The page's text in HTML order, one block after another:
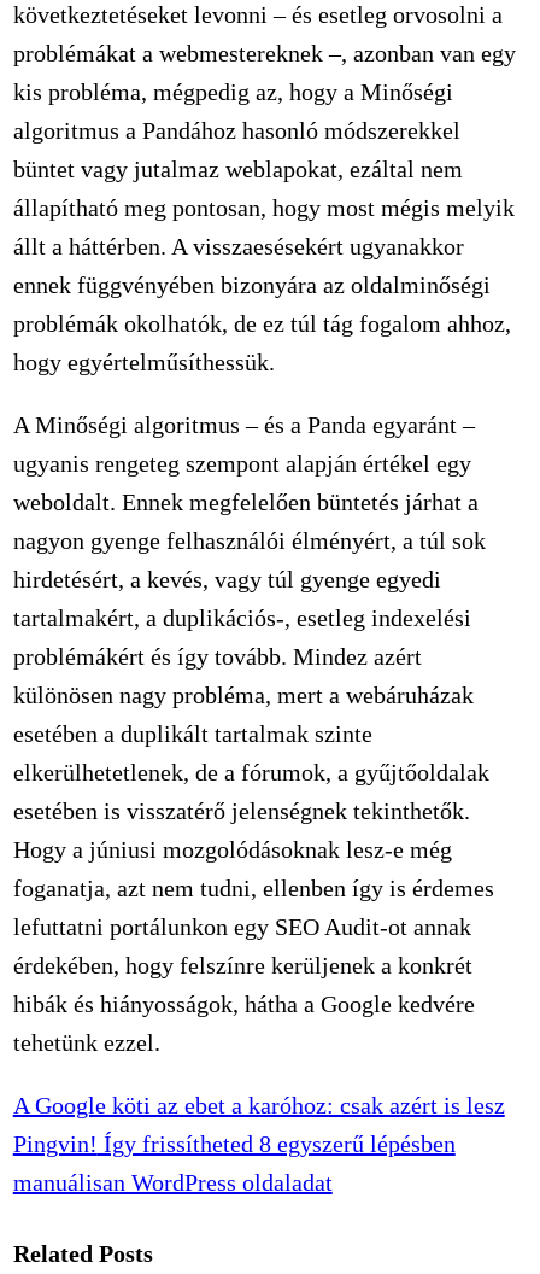
következtetéseket levonni – és esetleg orvosolni a
problémákat a webmestereknek –, azonban van egy
kis probléma, mégpedig az, hogy a Minőségi
algoritmus a Pandához hasonló módszerekkel
büntet vagy jutalmaz weblapokat, ezáltal nem
állapítható meg pontosan, hogy most mégis melyik
állt a háttérben. A visszaesésekért ugyanakkor
ennek függvényében bizonyára az oldalminőségi
problémák okolhatók, de ez túl tág fogalom ahhoz,
hogy egyértelműsíthessük.
A Minőségi algoritmus – és a Panda egyaránt –
ugyanis rengeteg szempont alapján értékel egy
weboldalt. Ennek megfelelően büntetés járhat a
nagyon gyenge felhasználói élményért, a túl sok
hirdetésért, a kevés, vagy túl gyenge egyedi
tartalmakért, a duplikációs-, esetleg indexelési
problémákért és így tovább. Mindez azért
különösen nagy probléma, mert a webáruházak
esetében a duplikált tartalmak szinte
elkerülhetetlenek, de a fórumok, a gyűjtőoldalak
esetében is visszatérő jelenségnek tekinthetők.
Hogy a júniusi mozgolódásoknak lesz-e még
foganatja, azt nem tudni, ellenben így is érdemes
lefuttatni portálunkon egy SEO Audit-ot annak
érdekében, hogy felszínre kerüljenek a konkrét
hibák és hiányosságok, hátha a Google kedvére
tehetünk ezzel.
A Google köti az ebet a karóhoz: csak azért is lesz
Pingvin! Így frissítheted 8 egyszerű lépésben
manuálisan WordPress oldaladat
Related Posts